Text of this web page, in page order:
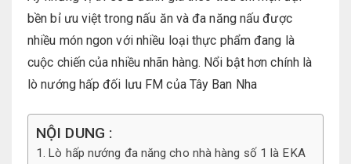
bền bỉ ưu việt trong nấu ăn và đa năng nấu được
nhiều món ngon với nhiều loại thực phẩm đang là
cuộc chiến của nhiều nhãn hàng. Nổi bật hơn chính là
lò nướng hấp đối lưu FM của Tây Ban Nha
NỘI DUNG :
Lò hấp nướng đa năng cho nhà hàng số 1 là EKA